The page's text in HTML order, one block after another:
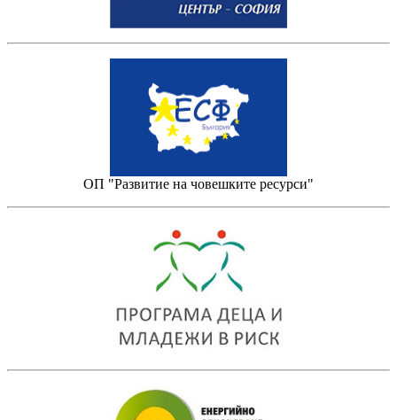
ОП "Развитие на човешките ресурси"